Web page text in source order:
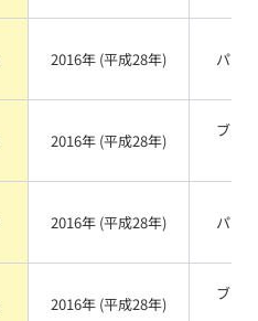
2016年 (平成28年) パール
2016年 (平成28年)
ブラ
2016年 (平成28年) パール
2016年 (平成28年)
ブラ